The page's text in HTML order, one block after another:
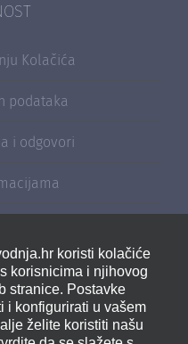
Kolačića
podataka
i odgovori
koristi kolačiće
korisnicima i njihovog
stranice. Postavke
i konfigurirati u vašem
želite koristiti našu